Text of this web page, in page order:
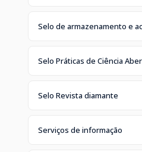
Selo de armazenamento e
Selo Práticas de Ciência
Selo Revista diamante
Serviços de informação